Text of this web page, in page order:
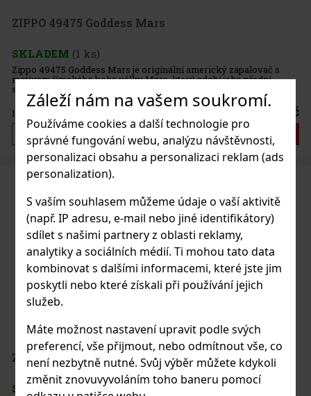
Záleží nám na vašem soukromí.
Používáme cookies a další technologie pro
správné fungování webu, analýzu návštěvnosti,
personalizaci obsahu a personalizaci reklam (ads
personalization).
S vaším souhlasem můžeme údaje o vaší aktivitě
(např. IP adresu, e-mail nebo jiné identifikátory)
sdílet s našimi partnery z oblasti reklamy,
analytiky a sociálních médií. Ti mohou tato data
kombinovat s dalšími informacemi, které jste jim
poskytli nebo které získali při používání jejich
služeb.
Máte možnost nastavení upravit podle svých
preferencí, vše přijmout, nebo odmítnout vše, co
není nezbytně nutné. Svůj výběr můžete kdykoli
změnit znovuvyvoláním toho baneru pomocí
ZIPPO 49475 Goddess Mars
SKLADEM (1 ks)
Zippo 49475 Goddess Mars je originální americký zapalovač s
motivem římského boha války Mars, který zdobí jeho přední
stranu v podobě precizního laserového gravírování. Metalická
červená barva dodává zapalovači výrazný a odvážný vzhled, díky
čemuž se
1 074 1 300 Kč
Do košíku
ZIPPO 229 Goddess Neptune
SKLADEM(3 ks)